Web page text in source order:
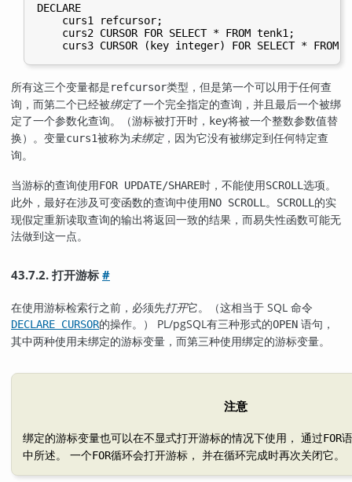
DECLARE
    curs1 refcursor;
    curs2 CURSOR FOR SELECT * FROM tenk1;
所有这三个变量都是refcursor类型，但是第一个可以用于任何查
询，而第二个已经被绑定了一个完全指定的查询，并且最后一个被绑
定了一个参数化查询。（游标被打开时， key将被一个整数参数值替
换）。变量curs1被称为未绑定，因为它没有被绑定到任何特定查
询。
当游标的查询使用FOR UPDATE/SHARE时，不能使用SCROLL 选项。
此外，最好在涉及可变函数的查询中使用NO SCROLL 。 SCROLL 的实
现假定重新读取查询的输出将返回一致的结果，而易失性函数可能无
法做到这一点。
43.7.2. 打开游标#
在使用游标检索行之前，必须先打开它。（这相当于 SQL 命令
DECLARE CURSOR的操作。） PL/pgSQL有三种形式的OPEN 语句，
其中两种使用未绑定的游标变量，而第三种使用绑定的游标变量。
注意
绑定的游标变量也可以在不显式打开游标的情况下使用， 通过FOR
中所述。 一个FOR循环会打开游标， 并在循环完成时再次关闭它。